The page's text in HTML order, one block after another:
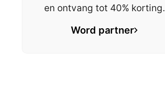
en ontvang tot 40% korting.
Word partner